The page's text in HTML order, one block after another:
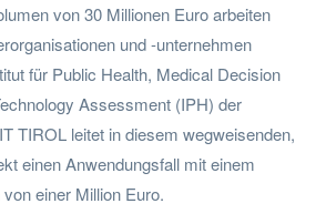
von 30 Millionen Euro arbeiten
und -unternehmen
für Public Health, Medical Decision
Assessment (IPH) der
TIROL leitet in diesem wegweisenden,
einen Anwendungsfall mit einem
einer Million Euro.